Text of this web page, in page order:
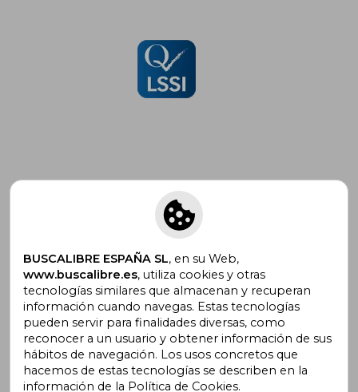
Suscríbete para recibir ofertas y
promociones
¿Necesitas ayuda?
Ir a Centro de Soporte
BUSCALIBRE ESPAÑA SL, en su Web,
www.buscalibre.es, utiliza cookies y otras
tecnologías similares que almacenan y recuperan
información cuando navegas. Estas tecnologías
pueden servir para finalidades diversas, como
reconocer a un usuario y obtener información de sus
hábitos de navegación. Los usos concretos que
hacemos de estas tecnologías se describen en la
información de la Política de Cookies.